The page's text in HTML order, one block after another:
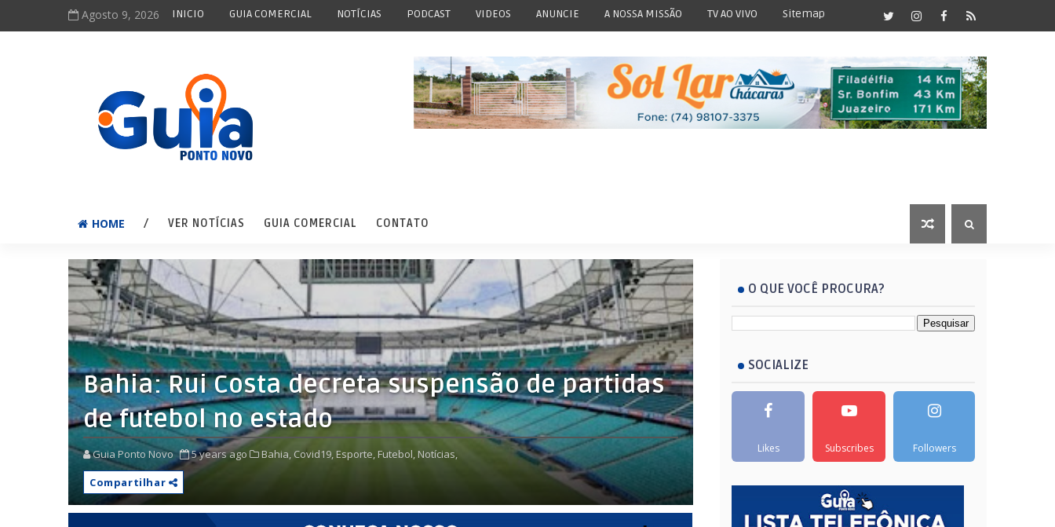
Agosto 9, 2026 INICIO GUIA COMERCIAL NOTÍCIAS PODCAST VIDEOS ANUNCIE A NOSSA MISSÃO TV AO VIVO Sitemap
HOME / VER NOTÍCIAS GUIA COMERCIAL CONTATO
Bahia: Rui Costa decreta suspensão de partidas
de futebol no estado
Guia Ponto Novo 5 years ago Bahia, Covid19, Esporte, Futebol, Notícias,
Compartilhar
O QUE VOCÊ PROCURA?
SOCIALIZE
Likes Subscribes Followers